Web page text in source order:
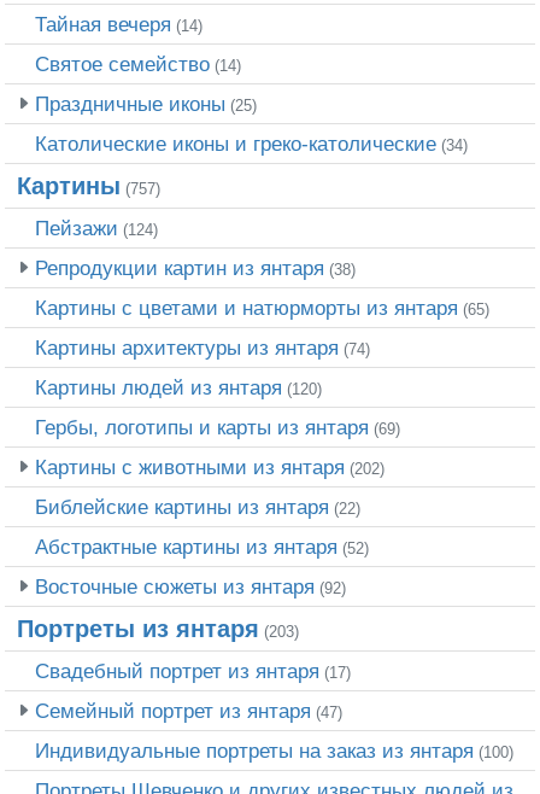
Тайная вечеря (14)
Святое семейство (14)
Праздничные иконы (25)
Католические иконы и греко-католические (34)
Картины (757)
Пейзажи (124)
Репродукции картин из янтаря (38)
Картины с цветами и натюрморты из янтаря (65)
Картины архитектуры из янтаря (74)
Картины людей из янтаря (120)
Гербы, логотипы и карты из янтаря (69)
Картины с животными из янтаря (202)
Библейские картины из янтаря (22)
Абстрактные картины из янтаря (52)
Восточные сюжеты из янтаря (92)
Портреты из янтаря (203)
Свадебный портрет из янтаря (17)
Семейный портрет из янтаря (47)
Индивидуальные портреты на заказ из янтаря (100)